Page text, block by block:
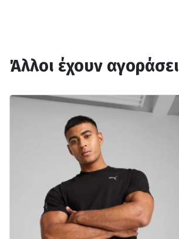
Άλλοι έχουν αγοράσει